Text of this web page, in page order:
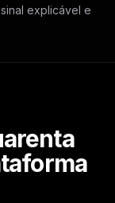
explicável e